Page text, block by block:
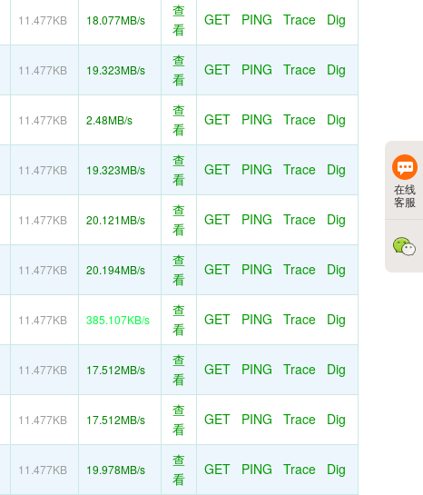
11.477KB 18.077MB/s
查
看
GET PING Trace Dig
11.477KB 19.323MB/s
查
看
GET PING Trace Dig
11.477KB 2.48MB/s
查
看
GET PING Trace Dig
11.477KB 19.323MB/s
查
看
GET PING Trace Dig
11.477KB 20.121MB/s
查
看
GET PING Trace Dig
11.477KB 20.194MB/s
查
看
GET PING Trace Dig
11.477KB 385.107KB/s
查
看
GET PING Trace Dig
11.477KB 17.512MB/s
查
看
GET PING Trace Dig
11.477KB 17.512MB/s
查
看
GET PING Trace Dig
11.477KB 19.978MB/s
查
看
GET PING Trace Dig
在线
客服